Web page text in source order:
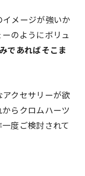
メージが強いか
のようにボリュ
であればそこま
クセサリーが欲
らクロムハーツ
度ご検討されて